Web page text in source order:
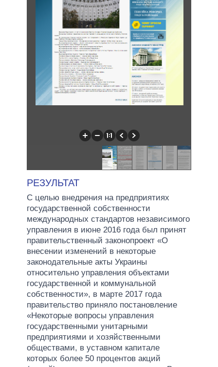
РЕЗУЛЬТАТ
С целью внедрения на предприятиях
государственной собственности
международных стандартов независимого
управления в июне 2016 года был принят
правительственный законопроект «О
внесении изменений в некоторые
законодательные акты Украины
относительно управления объектами
государственной и коммунальной
собственности», в марте 2017 года
правительство приняло постановление
«Некоторые вопросы управления
государственными унитарными
предприятиями и хозяйственными
обществами, в уставном капитале
которых более 50 процентов акций